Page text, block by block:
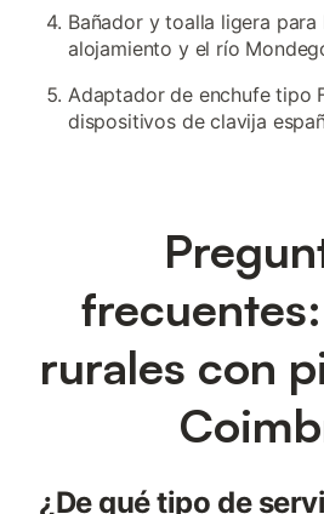
Bañador y toalla ligera para
alojamiento y el río
Adaptador de enchufe tipo
dispositivos de clavija
rurales con
¿De qué tipo de